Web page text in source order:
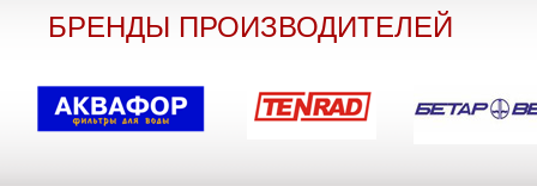
БРЕНДЫ ПРОИЗВОДИТЕЛЕЙ